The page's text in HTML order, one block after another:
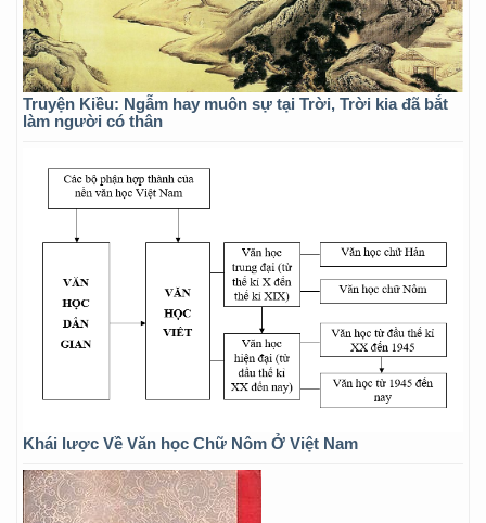
Truyện Kiều: Ngẫm hay muôn sự tại Trời, Trời kia đã bắt
làm người có thân
Khái lược Về Văn học Chữ Nôm Ở Việt Nam